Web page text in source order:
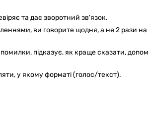
та дає зворотний зв'язок.
ви говорите щодня, а не 2 рази на
підказує, як краще сказати,
у якому форматі (голос/текст).